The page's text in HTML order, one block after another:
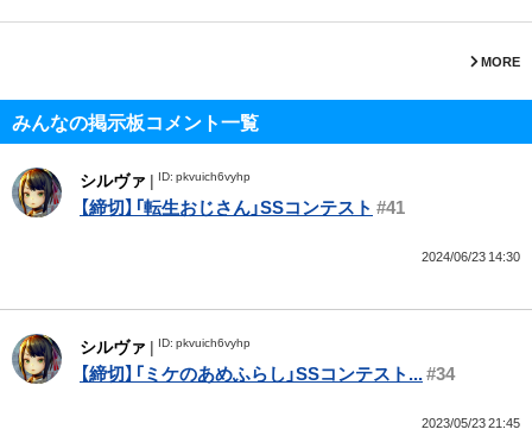
MORE
みんなの掲示板コメント一覧
シルヴァ | ID: pkvuich6vyhp
【締切】「転生おじさん」SSコンテスト #41
2024/06/23 14:30
シルヴァ | ID: pkvuich6vyhp
【締切】「ミケのあめふらし」SSコンテスト...#34
2023/05/23 21:45